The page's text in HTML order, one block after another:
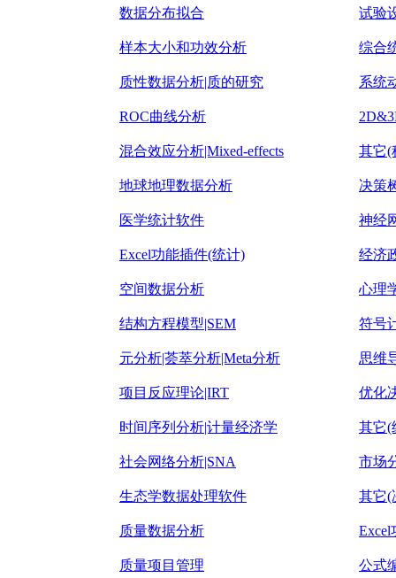
数据分布拟合
样本大小和功效分析
质性数据分析|质的研究
ROC曲线分析
混合效应分析|Mixed-effects
地球地理数据分析
医学统计软件
Excel功能插件(统计)
空间数据分析
结构方程模型|SEM
元分析|荟萃分析|Meta分析
项目反应理论|IRT
时间序列分析|计量经济学
社会网络分析|SNA
生态学数据处理软件
质量数据分析
质量项目管理
试验
综合
系统
其它(
决策
神经
经济
心理
符号
思维
优化
其它(
市场
其它(
Excel
公式